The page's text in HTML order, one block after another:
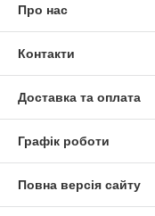
Про нас
Контакти
Доставка та оплата
Графік роботи
Повна версія сайту